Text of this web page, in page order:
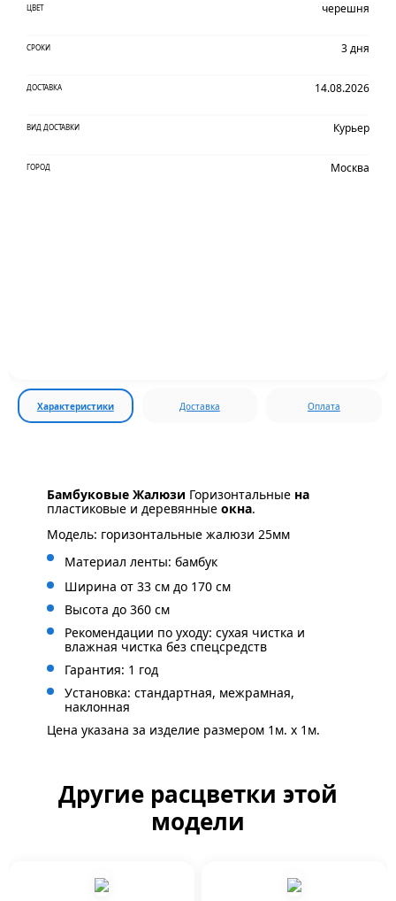
ЦВЕТ черешня
СРОКИ 3 дня
ДОСТАВКА 14.08.2026
ВИД ДОСТАВКИ Курьер
ГОРОД Москва
Характеристики Доставка Оплата
Бамбуковые Жалюзи Горизонтальные на
пластиковые и деревянные окна.
Модель: горизонтальные жалюзи 25мм
Материал ленты: бамбук
Ширина от 33 см до 170 см
Высота до 360 см
Рекомендации по уходу: сухая чистка и
влажная чистка без спецсредств
Гарантия: 1 год
Установка: стандартная, межрамная,
наклонная
Цена указана за изделие размером 1м. x 1м.
Другие расцветки этой
модели